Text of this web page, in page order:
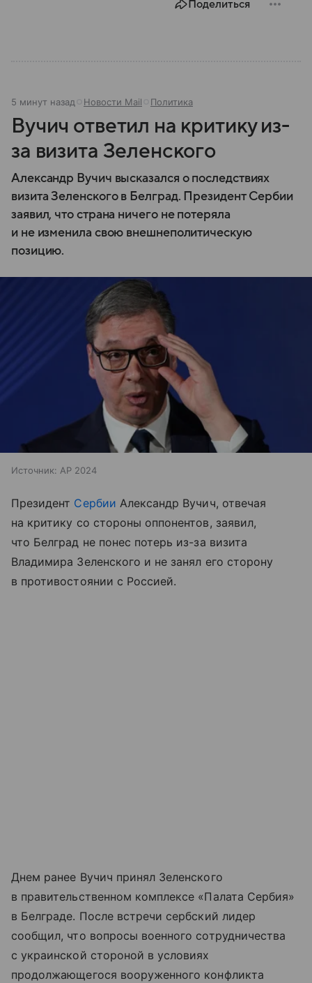
Поделиться
5 минут назад Новости Mail Политика
Вучич ответил на критику из-
за визита Зеленского
Александр Вучич высказался о последствиях
визита Зеленского в Белград. Президент Сербии
заявил, что страна ничего не потеряла
и не изменила свою внешнеполитическую
позицию.
Источник: AP 2024
Президент Сербии Александр Вучич, отвечая
на критику со стороны оппонентов, заявил,
что Белград не понес потерь из-за визита
Владимира Зеленского и не занял его сторону
в противостоянии с Россией.
Днем ранее Вучич принял Зеленского
в правительственном комплексе «Палата Сербия»
в Белграде. После встречи сербский лидер
сообщил, что вопросы военного сотрудничества
с украинской стороной в условиях
продолжающегося вооруженного конфликта